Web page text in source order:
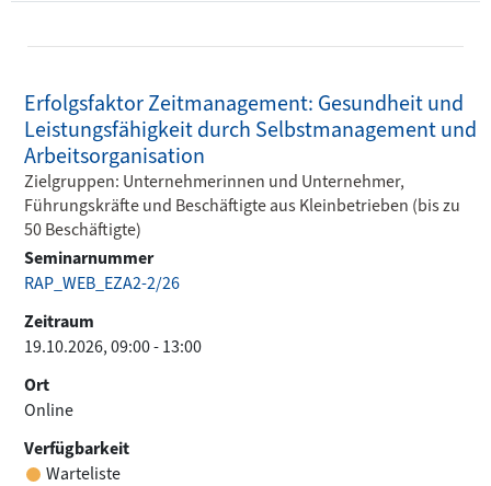
Erfolgsfaktor Zeitmanagement: Gesundheit und
Leistungsfähigkeit durch Selbstmanagement und
Arbeitsorganisation
Zielgruppen: Unternehmerinnen und Unternehmer,
Führungskräfte und Beschäftigte aus Kleinbetrieben (bis zu
50 Beschäftigte)
Seminarnummer
RAP_WEB_EZA2-2/26
Zeitraum
19.10.2026, 09:00 - 13:00
Ort
Online
Verfügbarkeit
Warteliste